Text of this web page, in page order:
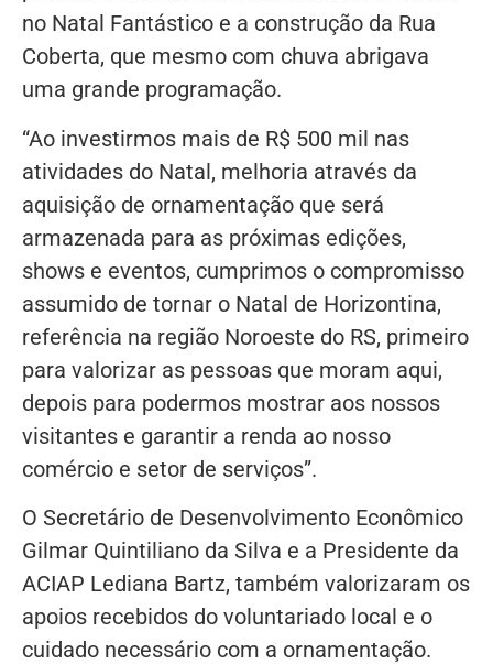
no Natal Fantástico e a construção da Rua
Coberta, que mesmo com chuva abrigava
uma grande programação.
“Ao investirmos mais de R$ 500 mil nas
atividades do Natal, melhoria através da
aquisição de ornamentação que será
armazenada para as próximas edições,
shows e eventos, cumprimos o compromisso
assumido de tornar o Natal de Horizontina,
referência na região Noroeste do RS, primeiro
para valorizar as pessoas que moram aqui,
depois para podermos mostrar aos nossos
visitantes e garantir a renda ao nosso
comércio e setor de serviços”.
O Secretário de Desenvolvimento Econômico
Gilmar Quintiliano da Silva e a Presidente da
ACIAP Lediana Bartz, também valorizaram os
apoios recebidos do voluntariado local e o
cuidado necessário com a ornamentação.